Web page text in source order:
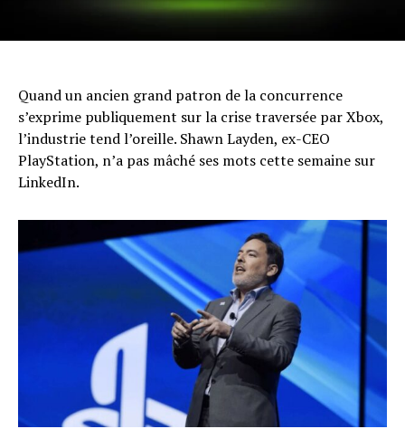
Quand un ancien grand patron de la concurrence
s’exprime publiquement sur la crise traversée par Xbox,
l’industrie tend l’oreille. Shawn Layden, ex-CEO
PlayStation, n’a pas mâché ses mots cette semaine sur
LinkedIn.